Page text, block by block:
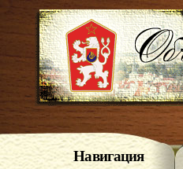
Навигация